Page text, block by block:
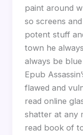
paint around
so screens
potent stuff
town he
always be
Epub
flawed and
read online
shatter at any
read book of